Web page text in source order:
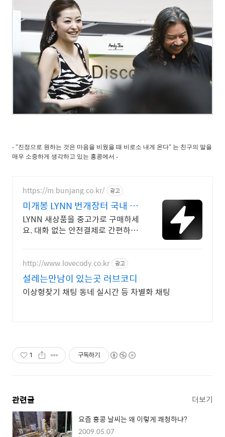
- "진정으로 원하는 것은 마음을 비웠을 때 비로소 내게 온다" 는 친구의 말을
매우 소중하게 생각하고 있는 홍콩에서 -
https://m.bunjang.co.kr/ 광고
미개봉 LYNN 번개장터 국내 최
대 브랜드 중고거래
LYNN 새상품을 중고가로 구매하세
요. 대화 없는 안전결제로 간편하게!
상품 업로드
http://www.lovecody.co.kr 광고
설레는만남이 있는곳 러브코디
이상형찾기 채팅 동네 실시간 등 차별화 채팅
1 구독하기
관련글 더보기
요즘 홍콩 날씨는 왜 이렇게 쾌청하냐?
2009.05.07